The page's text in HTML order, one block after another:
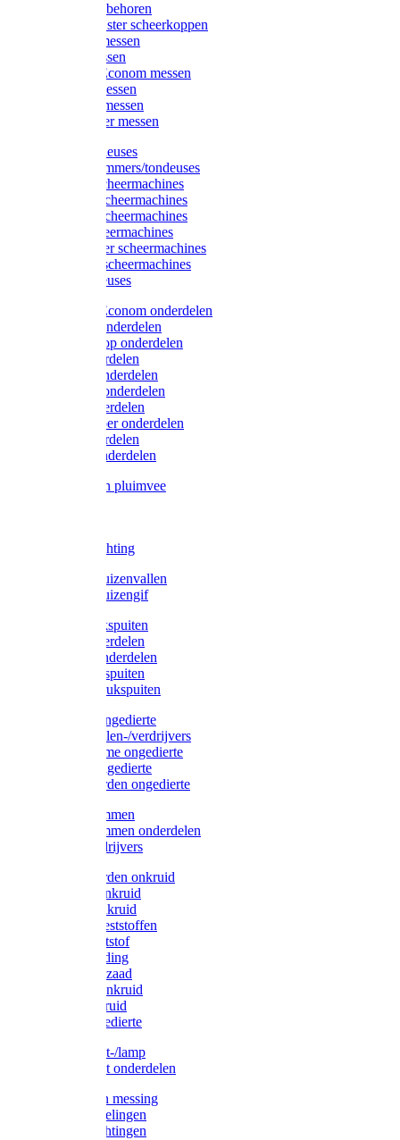
Messen toebehoren
Moser & Oster scheerkoppen
Hauptner messen
Liscop messen
Aesculap/Econom messen
Heiniger messen
Constanta messen
FarmClipper messen
Moser tondeuses
Overige trimmers/tondeuses
Heiniger scheermachines
Hauptner scheermachines
Aesculap scheermachines
Liscop scheermachines
FarmClipper scheermachines
Constanta scheermachines
Wahl tondeuses
Aesculap/Econom onderdelen
Hauptner onderdelen
Lister/Liscop onderdelen
Eider onderdelen
Heiniger onderdelen
Constanta onderdelen
Moser onderdelen
Farm Clipper onderdelen
Oster onderdelen
TailWell onderdelen
Voerbakken pluimvee
LED verlichting
Ratten / Muizenvallen
Ratten / Muizengif
Gloria drukspuiten
Gloria onderdelen
Gardena onderdelen
Dario drukspuiten
Gardena drukspuiten
Diversen ongedierte
Insectenvallen-/verdrijvers
Protect Home ongedierte
Solabiol ongedierte
Protect Garden ongedierte
Mollenklemmen
Mollenklemmen onderdelen
Mollenverdrijvers
Protect Garden onkruid
Diversen onkruid
Solabiol onkruid
Solabiol meststoffen
Pokon meststof
Pokon voeding
Pokon graszaad
Roundup onkruid
Pokon onkruid
Pokon ongedierte
Vliegenkast-/lamp
Vliegenkast onderdelen
Zuigkorven messing
Geka koppelingen
Geka afdichtingen